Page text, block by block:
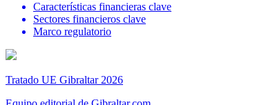
Características financieras clave
Sectores financieros clave
Marco regulatorio
Tratado UE Gibraltar 2026